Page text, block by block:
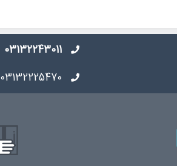
03132243011
03132225470